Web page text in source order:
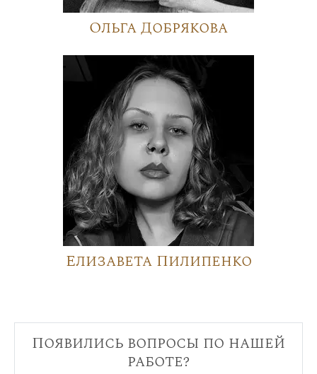
Ольга Добрякова
Елизавета Пилипенко
Появились вопросы по нашей
работе?